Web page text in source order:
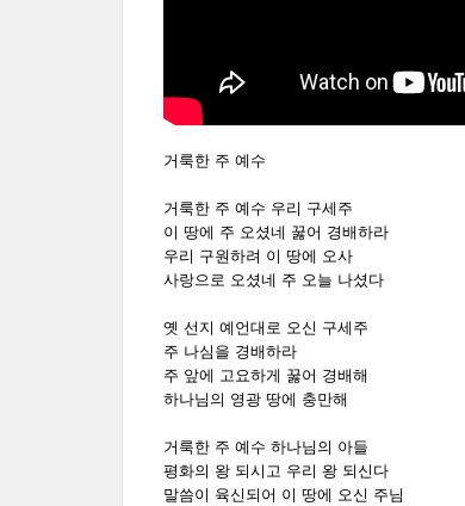
거룩한 주 예수
거룩한 주 예수 우리 구세주
이 땅에 주 오셨네 꿇어 경배하라
우리 구원하려 이 땅에 오사
사랑으로 오셨네 주 오늘 나셨다
옛 선지 예언대로 오신 구세주
주 나심을 경배하라
주 앞에 고요하게 꿇어 경배해
하나님의 영광 땅에 충만해
거룩한 주 예수 하나님의 아들
평화의 왕 되시고 우리 왕 되신다
말씀이 육신되어 이 땅에 오신 주님